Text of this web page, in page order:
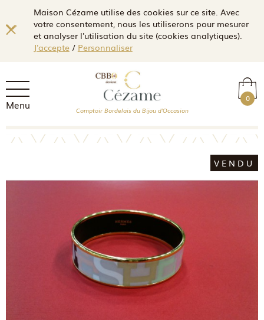
Maison Cézame utilise des cookies sur ce site. Avec
votre consentement, nous les utiliserons pour mesurer
et analyser l'utilisation du site (cookies analytiques).
J'accepte/ Personnaliser
Menu 0
Comptoir Bordelais du Bijou d'Occasion
VENDU